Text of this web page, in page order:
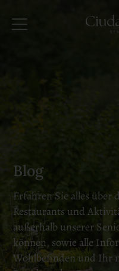
Blog
Erfahren Sie alles über
Restaurants und
außerhalb unserer
können, sowie alle
Wohlbefinden und Ihr